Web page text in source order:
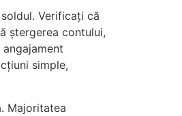
Verificați că
ștergerea contului,
simple,
Majoritatea